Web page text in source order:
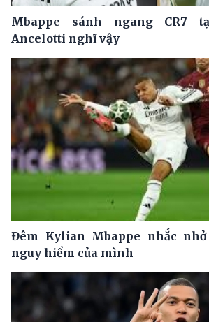
Mbappe sánh ngang CR7
Ancelotti nghĩ vậy
Đêm Kylian Mbappe nhắc
nguy hiểm của mình